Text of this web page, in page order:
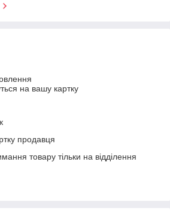
на вашу картку
продавця
товару тільки на відділення